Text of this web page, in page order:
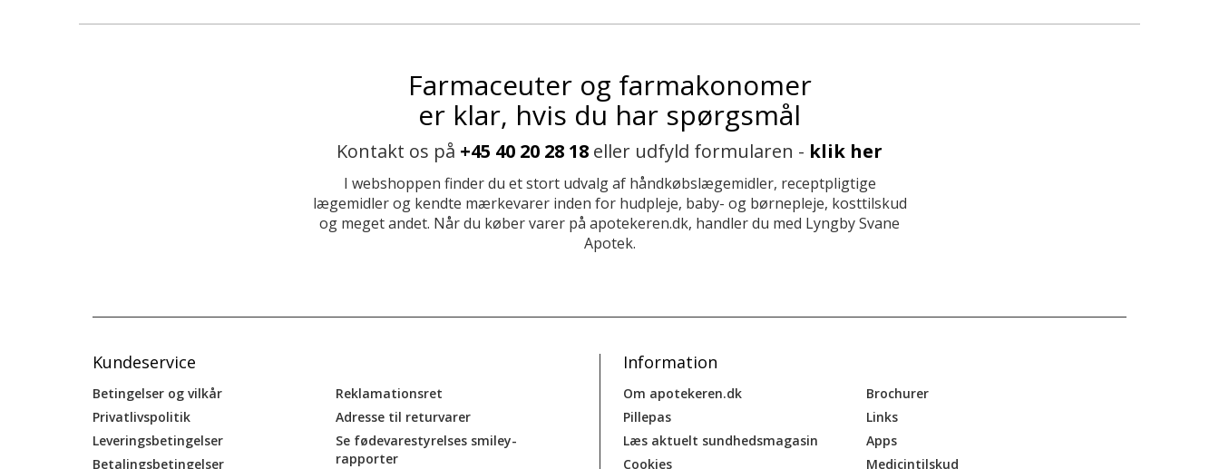
Farmaceuter og farmakonomer
er klar, hvis du har spørgsmål
Kontakt os på +45 40 20 28 18 eller udfyld formularen - klik her
I webshoppen finder du et stort udvalg af håndkøbslægemidler, receptpligtige
lægemidler og kendte mærkevarer inden for hudpleje, baby- og børnepleje, kosttilskud
og meget andet. Når du køber varer på apotekeren.dk, handler du med Lyngby Svane
Apotek.
Kundeservice
Betingelser og vilkår
Privatlivspolitik
Leveringsbetingelser
Betalingsbetingelser
Reklamationsret
Adresse til returvarer
Se fødevarestyrelses smiley-
rapporter
Information
Om apotekeren.dk
Pillepas
Læs aktuelt sundhedsmagasin
Cookies
Brochurer
Links
Apps
Medicintilskud